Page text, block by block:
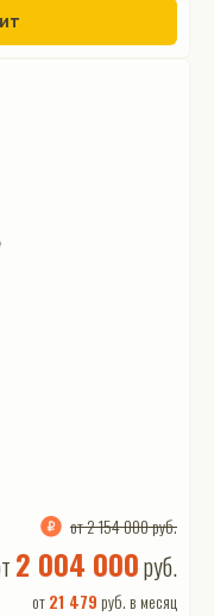
от 2 154 000 руб.
2 004 000руб.
от21 479 руб. в месяц